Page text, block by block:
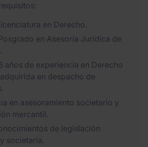
en Derecho.
en Asesoría Jurídica de
años de experiencia en Derecho
en despacho de
en asesoramiento societario y
mercantil.
de legislación
societaria.